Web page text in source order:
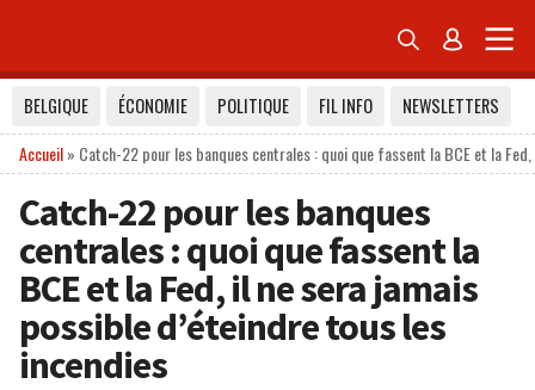
 
BELGIQUE ÉCONOMIE POLITIQUE FIL INFO
NEWSLETTERS
Accueil» Catch-22 pour les banques centrales : quoi que fassent la BCE et la
Catch-22 pour les banques
centrales : quoi que fassent la
BCE et la Fed, il ne sera jamais
possible d’éteindre tous les
incendies